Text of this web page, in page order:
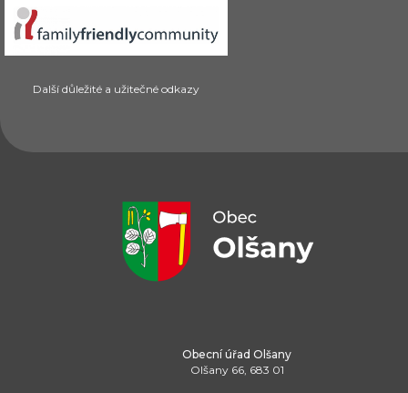
Další důležité a užitečné odkazy
Obecní úřad Olšany
Olšany 66, 683 01